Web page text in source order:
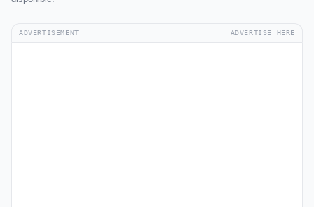
ADVERTISEMENT ADVERTISE HERE